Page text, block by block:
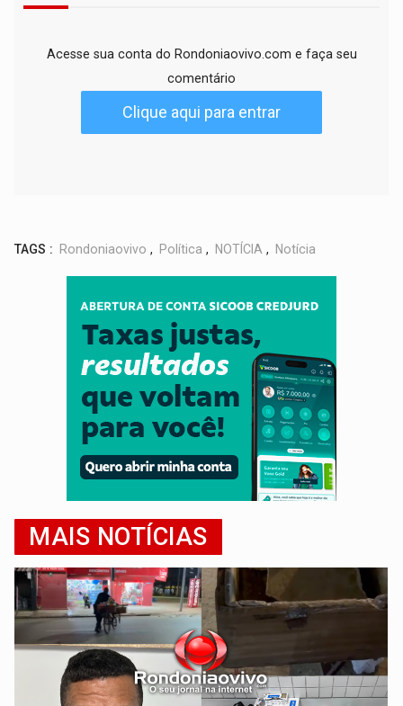
Acesse sua conta do Rondoniaovivo.com e faça seu
comentário
Clique aqui para entrar
TAGS : Rondoniaovivo , Política , NOTÍCIA , Notícia
MAIS NOTÍCIAS